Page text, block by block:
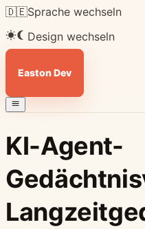
🇩🇪Sprache wechseln
Design wechseln
Easton Dev
KI-Agent-